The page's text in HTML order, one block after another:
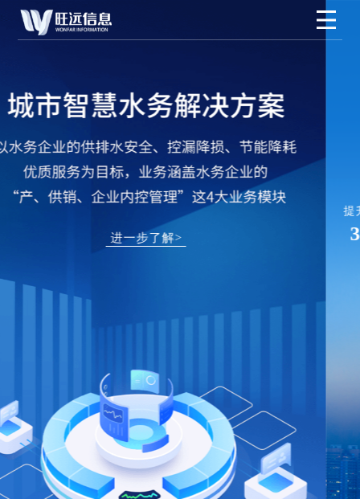
能耗监测管理系统
以“碳中和、碳达峰”为目标,以数字化手段
为企业节能、增效
降低用能成本
20%